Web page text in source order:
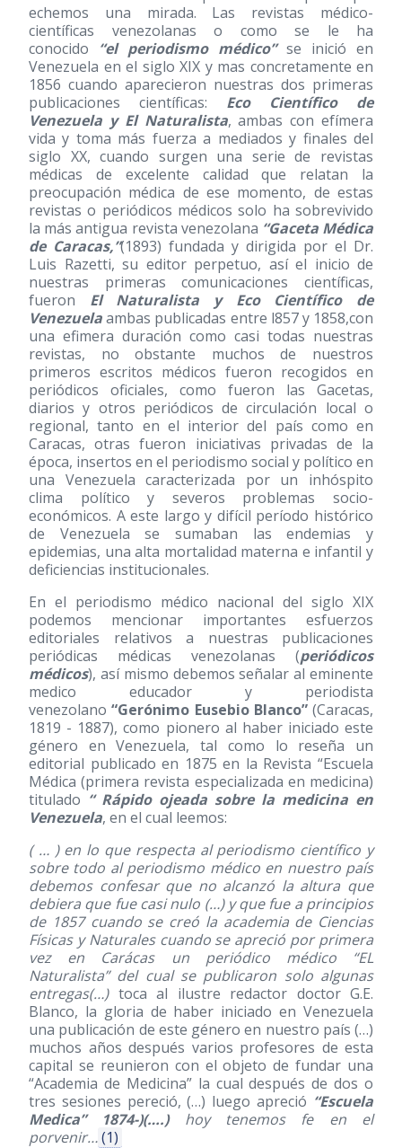
echemos una mirada. Las revistas médico-
científicas venezolanas o como se le ha
conocido “el periodismo médico”se inició en
Venezuela en el siglo XIX y mas concretamente en
1856 cuando aparecieron nuestras dos primeras
publicaciones científicas: Eco Científico de
Venezuela y El Naturalista, ambas con efímera
vida y toma más fuerza a mediados y finales del
siglo XX, cuando surgen una serie de revistas
médicas de excelente calidad que relatan la
preocupación médica de ese momento, de estas
revistas o periódicos médicos solo ha sobrevivido
la más antigua revista venezolana “Gaceta Médica
de Caracas,”(1893) fundada y dirigida por el Dr.
Luis Razetti, su editor perpetuo, así el inicio de
nuestras primeras comunicaciones científicas,
fueron El Naturalista y Eco Científico de
Venezuelaambas publicadas entre l857 y 1858,con
una efimera duración como casi todas nuestras
revistas, no obstante muchos de nuestros
primeros escritos médicos fueron recogidos en
periódicos oficiales, como fueron las Gacetas,
diarios y otros periódicos de circulación local o
regional, tanto en el interior del país como en
Caracas, otras fueron iniciativas privadas de la
época, insertos en el periodismo social y político en
una Venezuela caracterizada por un inhóspito
clima político y severos problemas socio-
económicos. A este largo y difícil período histórico
de Venezuela se sumaban las endemias y
epidemias, una alta mortalidad materna e infantil y
deficiencias institucionales.
En el periodismo médico nacional del siglo XIX
podemos mencionar importantes esfuerzos
editoriales relativos a nuestras publicaciones
periódicas médicas venezolanas (periódicos
médicos), así mismo debemos señalar al eminente
medico educador y periodista
venezolano“Gerónimo Eusebio Blanco”(Caracas,
1819 - 1887), como pionero al haber iniciado este
género en Venezuela, tal como lo reseña un
editorial publicado en 1875 en la Revista “Escuela
Médica (primera revista especializada en medicina)
titulado “ Rápido ojeada sobre la medicina en
Venezuela, en el cual leemos:
( … ) en lo que respecta al periodismo científico y
sobre todo al periodismo médico en nuestro país
debemos confesar que no alcanzó la altura que
debiera que fue casi nulo (…) y que fue a principios
de 1857 cuando se creó la academia de Ciencias
Físicas y Naturales cuando se apreció por primera
vez en Carácas un periódico médico “EL
Naturalista” del cual se publicaron solo algunas
entregas(…)toca al ilustre redactor doctor G.E.
Blanco, la gloria de haber iniciado en Venezuela
una publicación de este género en nuestro país (…)
muchos años después varios profesores de esta
capital se reunieron con el objeto de fundar una
“Academia de Medicina” la cual después de dos o
tres sesiones pereció, (…) luego apreció “Escuela
Medica” 1874-)(….)hoy tenemos fe en el
porvenir…(1)